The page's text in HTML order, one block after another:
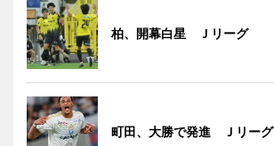
柏、開幕白星 Ｊリーグ
町田、大勝で発進 Ｊリーグ